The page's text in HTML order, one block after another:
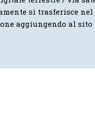
si trasferisce
aggiungendo al sito